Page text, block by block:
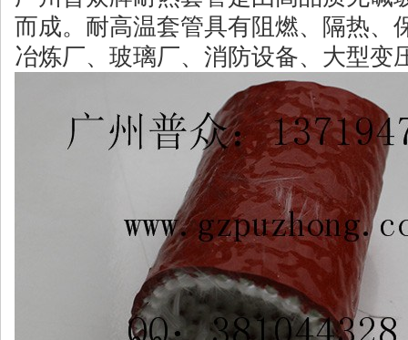
而成。耐高温套管具有阻燃、隔热、
冶炼厂、玻璃厂、消防设备、大型变